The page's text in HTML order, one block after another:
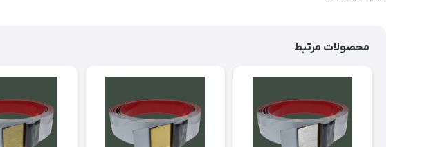
محصولات مرتبط